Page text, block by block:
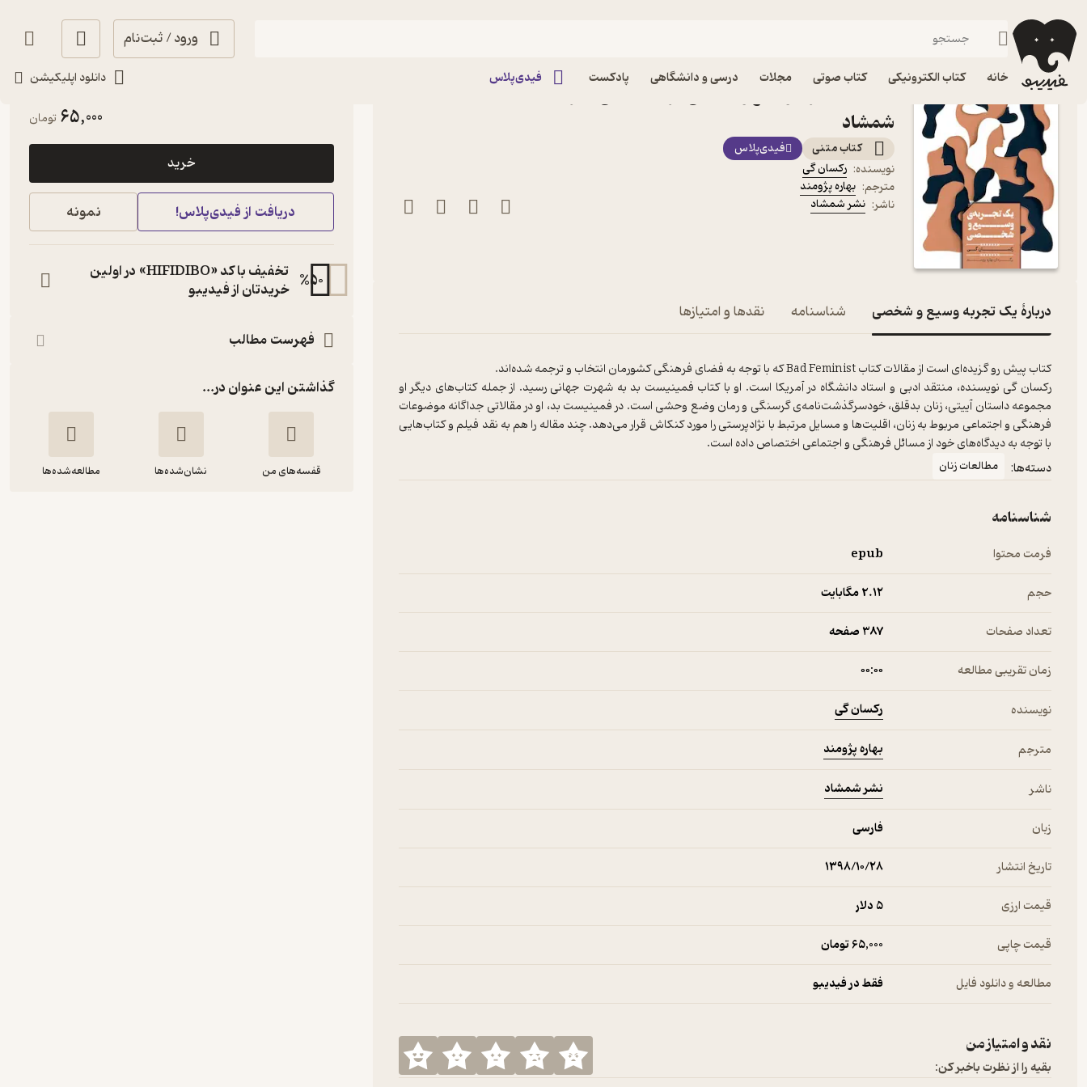
ورود / ثبت‌نام
خانه کتاب الکترونیکی کتاب صوتی مجلات درسی و دانشگاهی پادکست فیدی‌پلاس دانلود اپلیکیشن
فیدیبو کتاب الکترونیکی
شمشاد
کتاب متنی
فیدی‌پلاس
نویسنده: رکسان گی
مترجم: بهاره پژومند
ناشر: نشر شمشاد
دربارۀ یک تجربه وسیع و شخصی شناسنامه نقدها و امتیازها
رکسان گی نویسنده، منتقد ادبی و استاد دانشگاه در آمریکا است. او با کتاب فمینیست بد به شهرت جهانی رسید. از جمله کتاب‌های دیگر او
مجموعه داستان آییتی، زنان بدقلق، خودسرگذشت‌نامه‌ی گرسنگی و رمان وضع وحشی است. در فمینیست بد، او در مقالاتی جداگانه موضوعات
فرهنگی و اجتماعی مربوط به زنان، اقلیت‌ها و مسایل مرتبط با نژادپرستی را مورد کنکاش قرار می‌دهد. چند مقاله را هم به نقد فیلم و کتاب‌هایی
با توجه به دیدگاه‌های خود از مسائل فرهنگی و اجتماعی اختصاص داده است.
دسته‌ها: مطالعات زنان
شناسنامه
فرمت محتوا epub
حجم 2.۱۲ مگابایت
تعداد صفحات 387 صفحه
زمان تقریبی مطالعه ۰۰:۰۰
نویسنده رکسان گی
مترجم بهاره پژومند
ناشر نشر شمشاد
زبان فارسی
تاریخ انتشار ۱۳۹۸/۱۰/۲۸
قیمت ارزی 5 دلار
قیمت چاپی 65,000 تومان
مطالعه و دانلود فایل فقط در فیدیبو
نقد و امتیاز من
بقیه را از نظرت باخبر کن:
انگیزه‌بخش 🚀(
65,000 تومان
خرید
دریافت از فیدی‌پلاس! نمونه
%50
تخفیف با کد «HIFIDIBO» در اولین
خریدتان از فیدیبو
فهرست مطالب
گذاشتن این عنوان در...
قفسه‌های من نشان‌شده‌ها مطالعه‌شده‌ها